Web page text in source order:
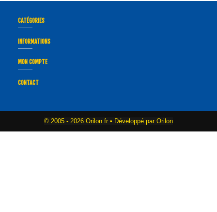
CATÉGORIES
INFORMATIONS
MON COMPTE
CONTACT
© 2005 - 2026 Orilon.fr • Développé par Orilon